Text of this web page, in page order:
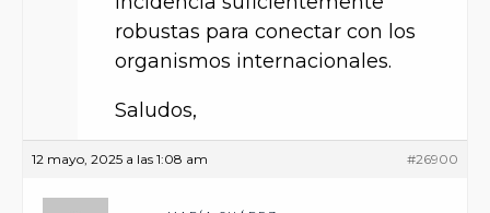
robustas para conectar con los
organismos internacionales.
Saludos,
12 mayo, 2025 a las 1:08 am #26900